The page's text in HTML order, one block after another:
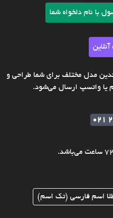
با نام دلخواه شما
مدل مختلف برای شما طراحی و
یا واتسپ ارسال می‌شود.
021
اسم فارسی (تک اسم)